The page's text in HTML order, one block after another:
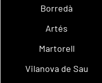
Borredà
Artés
Martorell
Vilanova de Sau